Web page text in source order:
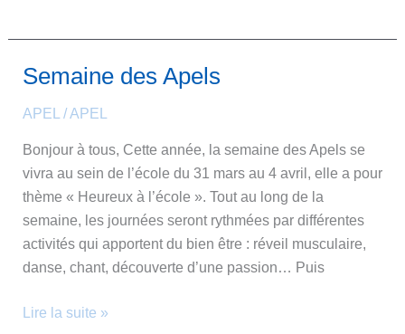
Semaine des Apels
APEL /APEL
Bonjour à tous, Cette année, la semaine des Apels se
vivra au sein de l’école du 31 mars au 4 avril, elle a pour
thème « Heureux à l’école ». Tout au long de la
semaine, les journées seront rythmées par différentes
activités qui apportent du bien être : réveil musculaire,
danse, chant, découverte d’une passion… Puis
Semaine
Apels
Lire la suite »